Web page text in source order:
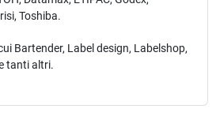
Toshiba.
Bartender, Label design, Labelshop,
tanti altri.